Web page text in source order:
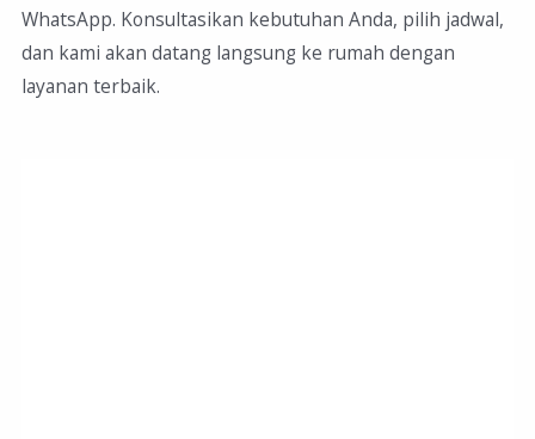
WhatsApp. Konsultasikan kebutuhan Anda, pilih jadwal,
dan kami akan datang langsung ke rumah dengan
layanan terbaik.